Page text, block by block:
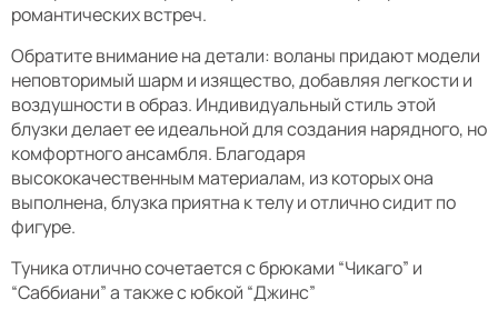
романтических встреч.
Обратите внимание на детали: воланы придают модели
неповторимый шарм и изящество, добавляя легкости и
воздушности в образ. Индивидуальный стиль этой
блузки делает ее идеальной для создания нарядного, но
комфортного ансамбля. Благодаря
высококачественным материалам, из которых она
выполнена, блузка приятна к телу и отлично сидит по
фигуре.
Туника отлично сочетается с брюками “Чикаго” и
“Саббиани” а также с юбкой “Джинс”